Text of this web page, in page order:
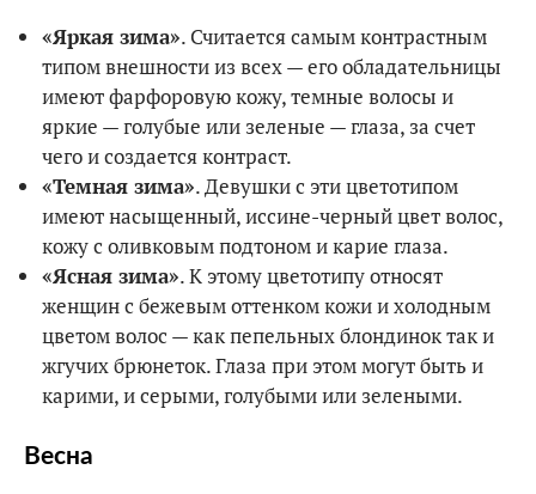
«Яркая зима». Считается самым контрастным
типом внешности из всех — его обладательницы
имеют фарфоровую кожу, темные волосы и
яркие — голубые или зеленые — глаза, за счет
чего и создается контраст.
«Темная зима». Девушки с эти цветотипом
имеют насыщенный, иссине-черный цвет волос,
кожу с оливковым подтоном и карие глаза.
«Ясная зима». К этому цветотипу относят
женщин с бежевым оттенком кожи и холодным
цветом волос — как пепельных блондинок так и
жгучих брюнеток. Глаза при этом могут быть и
карими, и серыми, голубыми или зелеными.
Весна